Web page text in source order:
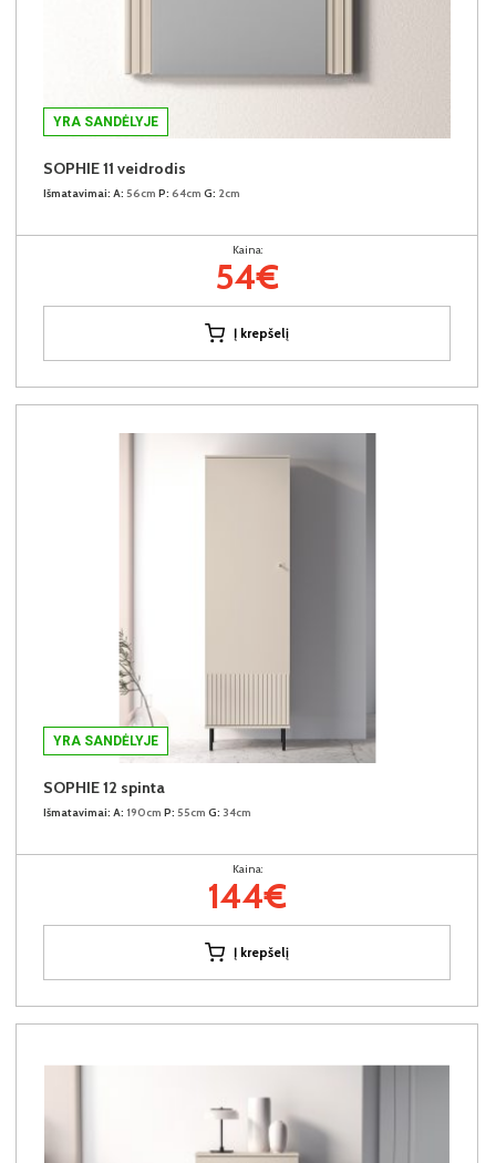
YRA SANDĖLYJE
SOPHIE 11 veidrodis
Išmatavimai: A: 56cm P: 64cm G: 2cm
Kaina:
54€
Į krepšelį
YRA SANDĖLYJE
SOPHIE 12 spinta
Išmatavimai: A: 190cm P: 55cm G: 34cm
Kaina:
144€
Į krepšelį